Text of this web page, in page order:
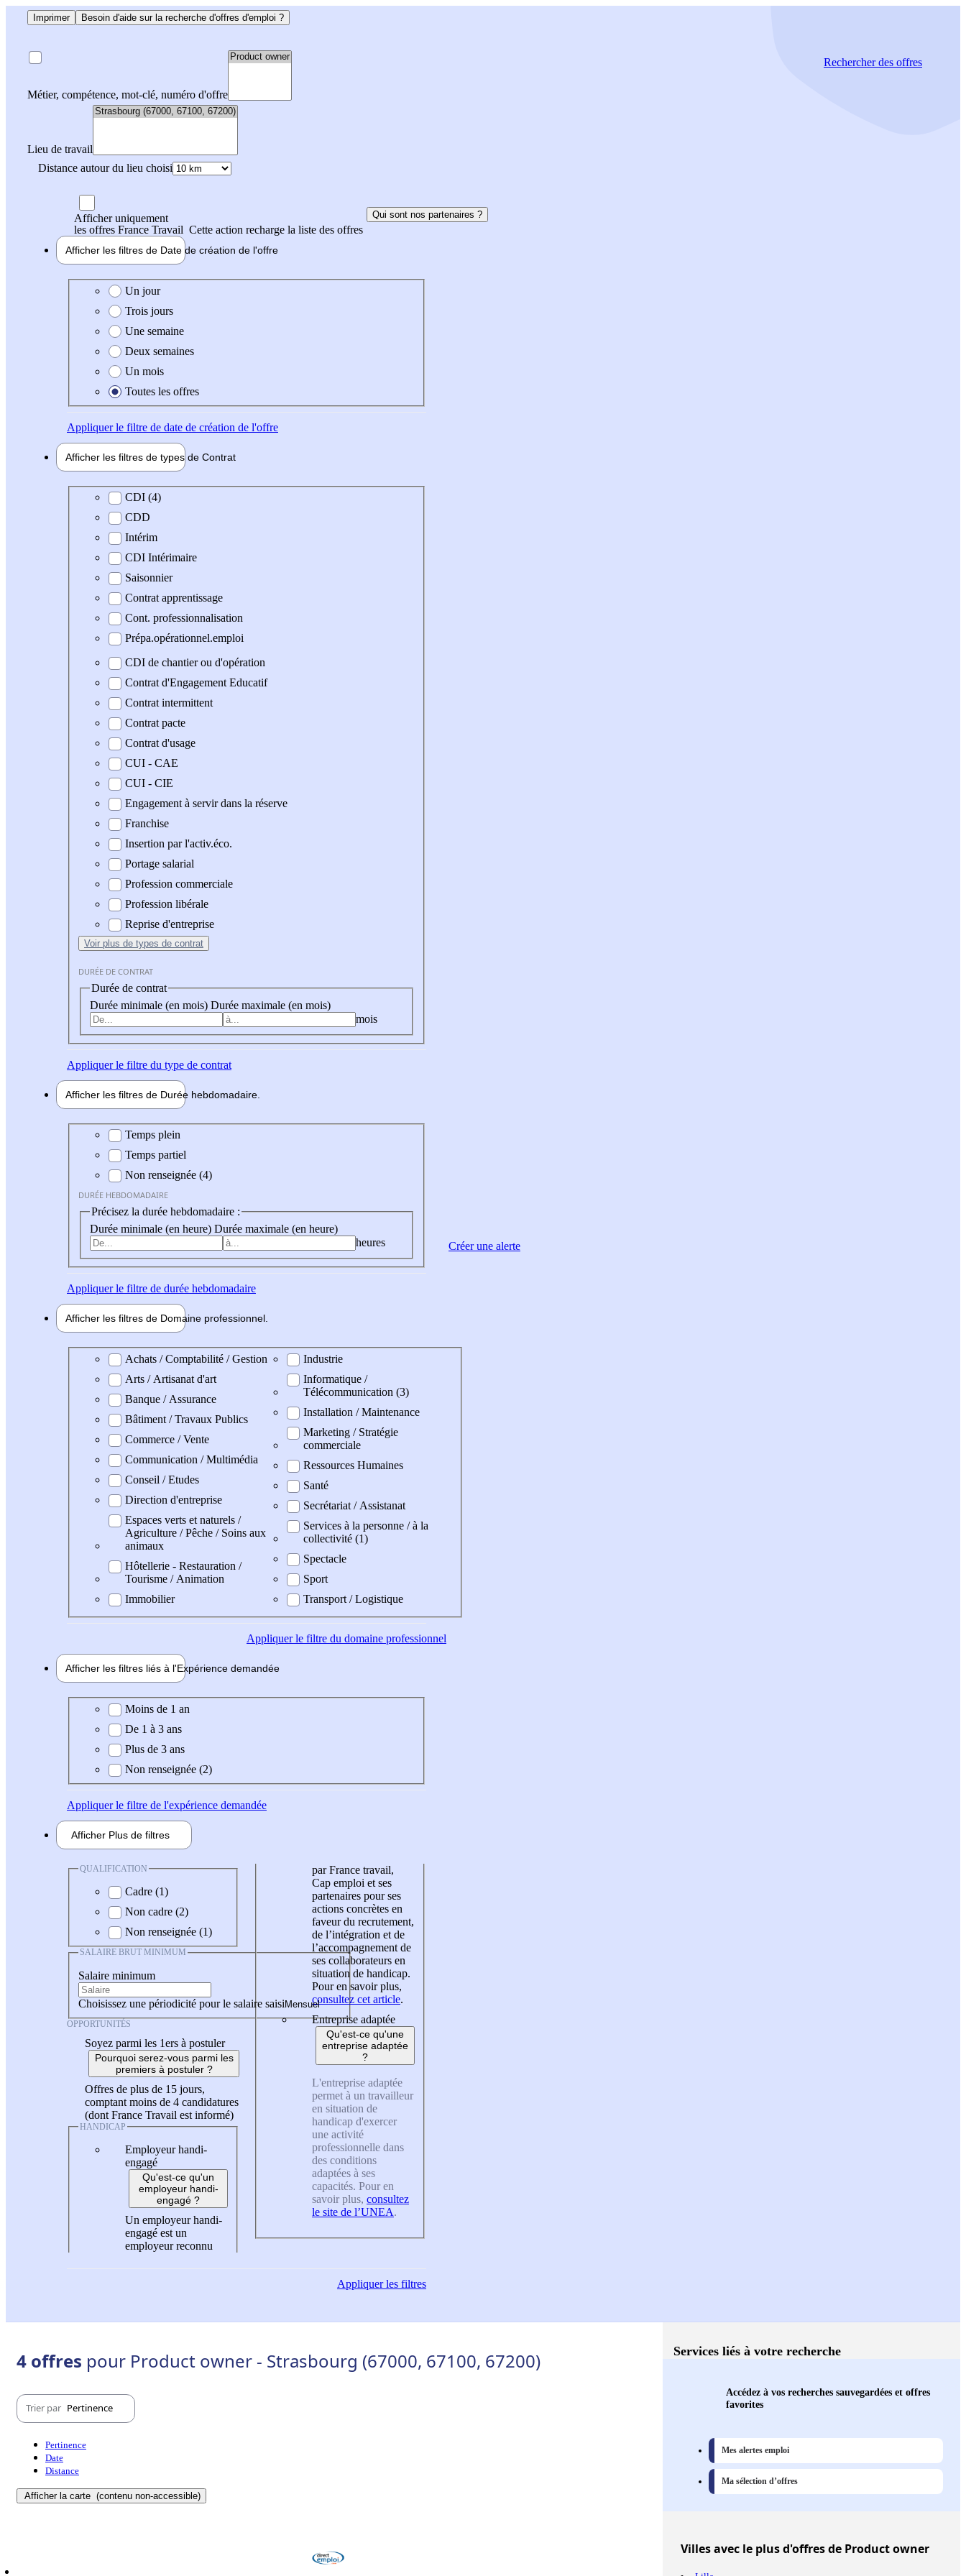
Imprimer Besoin d'aide sur la recherche d'offres d'emploi ?
Métier, compétence, mot-clé, numéro d'offre
Lieu de travail
Distance autour du lieu choisi
Rechercherdes offres
Afficher uniquement
les offres France Travail Cette action recharge la liste des offres
Qui sont nos partenaires ?
Afficher les filtres de Date de création de l'offre
Date de création de l'offre
Un jour
Trois jours
Une semaine
Deux semaines
Un mois
Toutes les offres
Appliquerle filtre de date de création de l'offre
Afficher les filtres de types de Contrat
Type de contrat
CDI (4)
CDD
Intérim
CDI Intérimaire
Saisonnier
Contrat apprentissage
Cont. professionnalisation
Prépa.opérationnel.emploi
CDI de chantier ou d'opération
Contrat d'Engagement Educatif
Contrat intermittent
Contrat pacte
Contrat d'usage
CUI - CAE
CUI - CIE
Engagement à servir dans la réserve
Franchise
Insertion par l'activ.éco.
Portage salarial
Profession commerciale
Profession libérale
Reprise d'entreprise
Voir plus de types de contrat
DURÉE DE CONTRAT
Durée de contrat
Durée minimale (en mois) Durée maximale (en mois)
mois
Appliquerle filtre du type de contrat
Afficher les filtres de Durée hebdomadaire
Durée hebdomadaire
Temps plein
Temps partiel
Non renseignée (4)
DURÉE HEBDOMADAIRE
Précisez la durée hebdomadaire :
Durée minimale (en heure) Durée maximale (en heure)
heures
Appliquerle filtre de durée hebdomadaire
Afficher les filtres de Domaine professionnel
Domaine professionel
Achats / Comptabilité / Gestion
Arts / Artisanat d'art
Banque / Assurance
Bâtiment / Travaux Publics
Commerce / Vente
Communication / Multimédia
Conseil / Etudes
Direction d'entreprise
Espaces verts et naturels /
Agriculture / Pêche / Soins aux
animaux
Hôtellerie - Restauration /
Tourisme / Animation
Immobilier
Industrie
Informatique /
Télécommunication (3)
Installation / Maintenance
Marketing / Stratégie
commerciale
Ressources Humaines
Santé
Secrétariat / Assistanat
Services à la personne / à la
collectivité (1)
Spectacle
Sport
Transport / Logistique
Appliquerle filtre du domaine professionnel
Afficher les filtres liés à l'Expérience demandée
Expérience demandée
Moins de 1 an
De 1 à 3 ans
Plus de 3 ans
Non renseignée (2)
Appliquerle filtre de l'expérience demandée
Afficher Plus de filtres
QUALIFICATION
Cadre (1)
Non cadre (2)
Non renseignée (1)
SALAIRE BRUT MINIMUM
Salaire minimum
Choisissez une périodicité pour le salaire saisi
OPPORTUNITÉS
Soyez parmi les 1ers à postuler
Pourquoi serez-vous parmi les
premiers à postuler ?
Offres de plus de 15 jours,
comptant moins de 4 candidatures
(dont France Travail est informé)
HANDICAP
Employeur handi-
engagé
Qu'est-ce qu'un
employeur handi-
engagé ?
Un employeur handi-
engagé est un
employeur reconnu
par France travail,
Cap emploi et ses
partenaires pour ses
actions concrètes en
faveur du recrutement,
de l’intégration et de
l’accompagnement de
ses collaborateurs en
situation de handicap.
Pour en savoir plus,
consultez cet article.
Entreprise adaptée
Qu'est-ce qu'une
entreprise adaptée
?
L'entreprise adaptée
permet à un travailleur
en situation de
handicap d'exercer
une activité
professionnelle dans
des conditions
adaptées à ses
capacités. Pour en
savoir plus, consultez
le site de l’UNEA.
Appliquerles filtres
Créer une alerte
4 offres pour Product owner - Strasbourg (67000, 67100, 67200)
Trier par Pertinence
Pertinence
Date
Distance
Afficher la carte (contenu non-accessible)
Services liés à votre recherche
Accédez à vos recherches sauvegardées et offres
favorites
Mes alertes emploi
Ma sélection d’offres
Villesavec le plus d'offres de Product owner